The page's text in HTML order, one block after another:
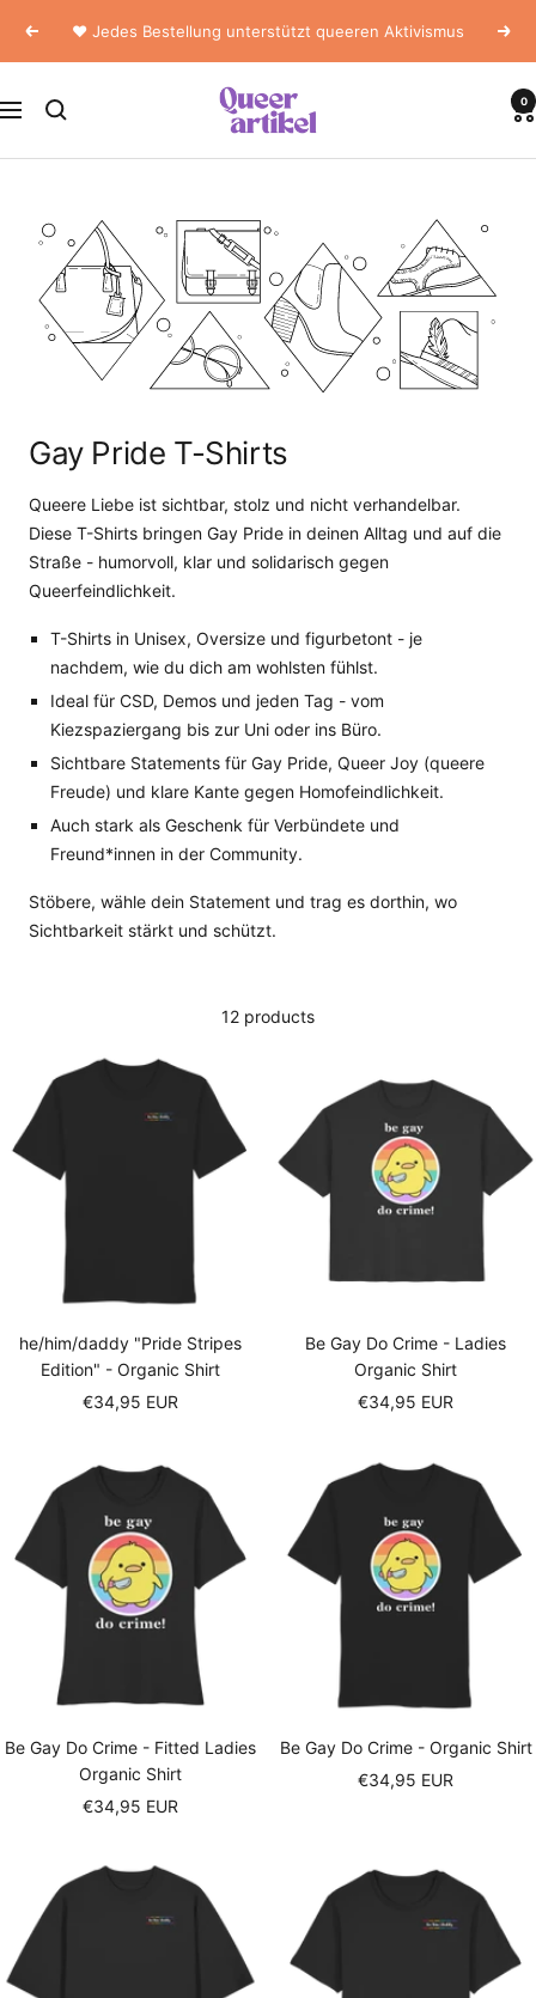
Previous❤️ Jedes Bestellung unterstützt queeren Aktivismus Next
Navigation
Queerartikel 0
Gay Pride T-Shirts
Queere Liebe ist sichtbar, stolz und nicht verhandelbar.
Diese T-Shirts bringen Gay Pride in deinen Alltag und auf die
Straße - humorvoll, klar und solidarisch gegen
Queerfeindlichkeit.
T-Shirts in Unisex, Oversize und figurbetont - je
nachdem, wie du dich am wohlsten fühlst.
Ideal für CSD, Demos und jeden Tag - vom
Kiezspaziergang bis zur Uni oder ins Büro.
Sichtbare Statements für Gay Pride, Queer Joy (queere
Freude) und klare Kante gegen Homofeindlichkeit.
Auch stark als Geschenk für Verbündete und
Freund*innen in der Community.
Stöbere, wähle dein Statement und trag es dorthin, wo
Sichtbarkeit stärkt und schützt.
12 products
he/him/daddy "Pride Stripes
Edition" - Organic Shirt
Sale
€34,95 EUR
Be Gay Do Crime - Ladies
Organic Shirt
Sale
€34,95 EUR
Be Gay Do Crime - Fitted Ladies
Organic Shirt
Sale
€34,95 EUR
Be Gay Do Crime - Organic Shirt
Sale
€34,95 EUR